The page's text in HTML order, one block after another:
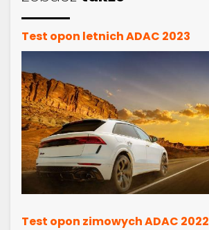
Test opon letnich ADAC 2023
Test opon zimowych ADAC 2022